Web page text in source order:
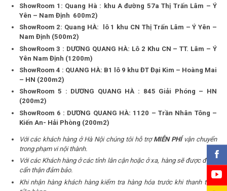
ShowRoom 1: Quang Hà : khu A đường 57a Thị Trấn Lâm – Ý
Yên – Nam Định 600m2)
ShowRoom 2: Quang HÀ: lô 1 khu CN Thị Trấn Lâm – Ý Yên –
Nam Định (500m2)
ShowRoom 3 : DƯƠNG QUANG HÀ: Lô 2 Khu CN – TT. Lâm – Ý
Yên Nam Định (1200m)
ShowRoom 4 : QUANG HÀ: B1 lô 9 khu ĐT Đại Kim – Hoàng Mai
– HN (200m2)
ShowRoom 5 : DƯƠNG QUANG HÀ : 845 Giải Phóng – HN
(200m2)
ShowRoom 6 : DƯƠNG QUANG HÀ: 1120 – Trần Nhân Tông –
Kiến An- Hải Phòng (200m2)
Với các khách hàng ở Hà Nội chúng tôi hỗ trợ MIỄN PHÍ vận chuyển
trong phạm vi nội thành.
Với các Khách hàng ở các tỉnh lân cận hoặc ở xa, hàng sẽ được đóng
cẩn thận đảm bảo.
Khi nhận hàng khách hàng kiểm tra hàng hóa trước khi thanh toán